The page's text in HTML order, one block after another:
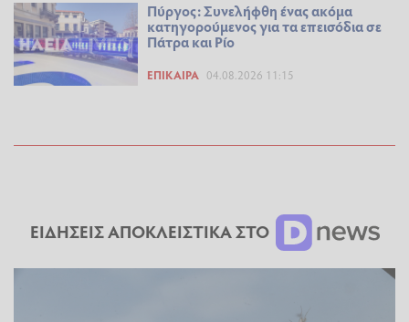
Πύργος: Συνελήφθη ένας ακόμα
κατηγορούμενος για τα επεισόδια σε
Πάτρα και Ρίο
ΕΠΊΚΑΙΡΑ 04.08.2026 11:15
ΕΙΔΗΣΕΙΣ ΑΠΟΚΛΕΙΣΤΙΚΑ ΣΤΟ